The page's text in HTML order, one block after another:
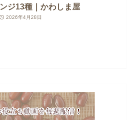
ンジ13種｜かわしま屋
2026年4月28日